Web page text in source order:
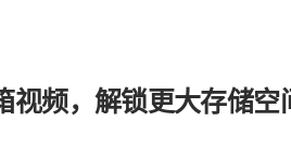
视频，解锁更大存储空